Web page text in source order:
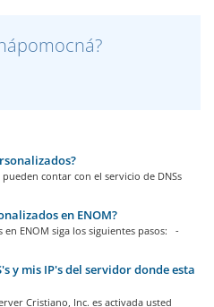
contar con el servicio de DNSs
en ENOM?
ENOM siga los siguientes pasos: -
y mis IP's del servidor donde esta
Cristiano, Inc. es activada usted